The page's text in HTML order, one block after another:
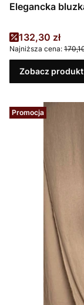
Elegancka
Cena
132,30 zł
Najniższa cena:
Zobacz produkt
Promocja